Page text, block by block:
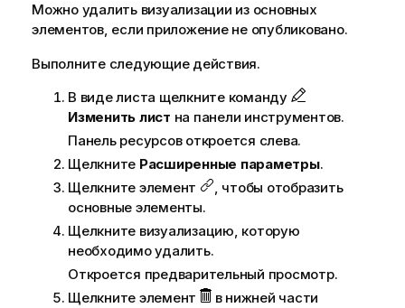
Можно удалить визуализации из основных
элементов, если приложение не опубликовано.
Выполните следующие действия.
В виде листа щелкните команду
Изменить лист на панели инструментов.
Панель ресурсов откроется слева.
Щелкните Расширенные параметры.
Щелкните элемент
, чтобы отобразить
основные элементы.
Щелкните визуализацию, которую
необходимо удалить.
Откроется предварительный просмотр.
Щелкните элемент
в нижней части